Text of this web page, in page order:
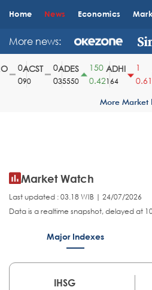
Home News Economics
More news:
ACST
90
ADES
35550
150
0.42
ADHI
164
0.61
More Market
Market Watch
Last updated : 03.18 WIB | 24/07/2026
Data is a realtime snapshot, delayed at
Major Indexes
IHSG